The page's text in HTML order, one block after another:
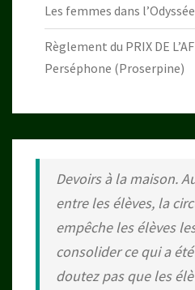
Les femmes dans
Règlement du PRIX DE
Perséphone (Proserpine)
Devoirs à la maison.
entre les élèves, la
empêche les élèves
consolider ce qui a
doutez pas que les